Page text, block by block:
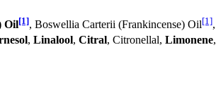
Oil[1], Boswellia Carterii (Frankincense) Oil[1],
, Linalool, Citral, Citronellal, Limonene,